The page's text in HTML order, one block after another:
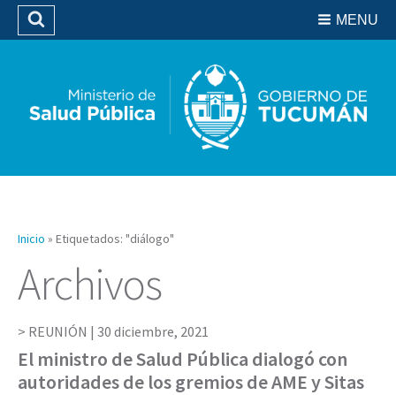
Biblioteca
MENU
Buscar
Inicio » Etiquetados: "diálogo"
Archivos
REUNIÓN | 30 diciembre, 2021
El ministro de Salud Pública dialogó con
autoridades de los gremios de AME y Sitas